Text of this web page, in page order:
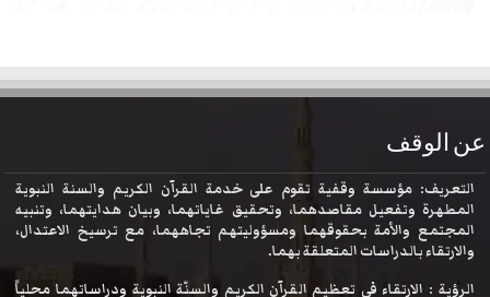
عن الوقف
التعريف: مؤسسة وقفية تقوم على خدمة القرآن الكريم والسنة النبوية
المطهرة وتفعيل مقاصدهما، وتحقيق غاياتهما، وبيان هدايتهما، وتنبيه
المجتمع والأمة بحقوقهما ومسؤوليتهم تجاههما، مع ترسيخ الاعتدال،
والارتقاء بالدراسات المتعلقة بهما.
الرؤية : الارتقاء في تعظيم القرآن الكريم والسنّة النبوية ودراساتهما محلياً